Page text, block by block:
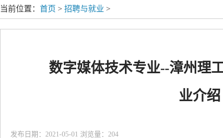
当前位置： 首页 > 招聘与就业 >
数字媒体技术专业--漳州理
业介绍
发布日期：2021-05-01 浏览量： 204